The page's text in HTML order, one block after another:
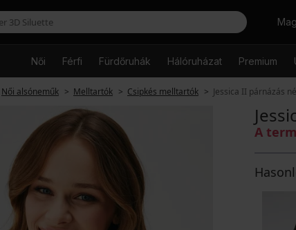
Keresés
Női Férfi Fürdőruhák Hálóruházat Premium
Női alsóneműk Melltartók Csipkés melltartók Jessica II párnázás
A